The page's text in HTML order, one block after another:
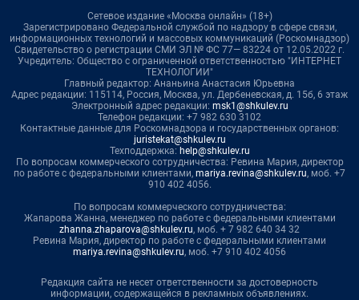
Сетевое издание «Москва онлайн» (18+)
Зарегистрировано Федеральной службой по надзору в сфере связи,
информационных технологий и массовых коммуникаций (Роскомнадзор)
Свидетельство о регистрации СМИ ЭЛ № ФС 77— 83224 от 12.05.2022 г.
Учредитель: Общество с ограниченной ответственностью "ИНТЕРНЕТ
ТЕХНОЛОГИИ"
Главный редактор: Ананьина Анастасия Юрьевна
Адрес редакции: 115114, Россия, Москва, ул. Дербеневская, д. 15б, 6 этаж
Электронный адрес редакции: msk1@shkulev.ru
Телефон редакции: +7 982 630 3102
Контактные данные для Роскомнадзора и государственных органов:
juristekat@shkulev.ru
Техподдержка: help@shkulev.ru
По вопросам коммерческого сотрудничества: Ревина Мария, директор
по работе с федеральными клиентами, mariya.revina@shkulev.ru, моб. +7
910 402 4056.
По вопросам коммерческого сотрудничества:
Жапарова Жанна, менеджер по работе с федеральными клиентами
zhanna.zhaparova@shkulev.ru, моб. + 7 982 640 34 32
Ревина Мария, директор по работе с федеральными клиентами
mariya.revina@shkulev.ru, моб. +7 910 402 4056
Редакция сайта не несет ответственности за достоверность
информации, содержащейся в рекламных объявлениях.